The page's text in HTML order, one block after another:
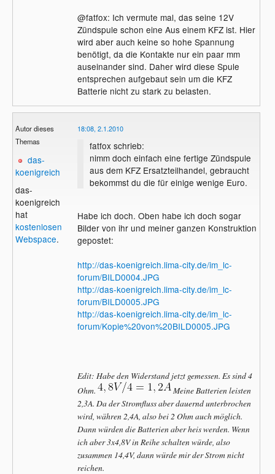
@fatfox: Ich vermute mal, das seine 12V
Zündspule schon eine Aus einem KFZ ist. Hier
wird aber auch keine so hohe Spannung
benötigt, da die Kontakte nur ein paar mm
auseinander sind. Daher wird diese Spule
entsprechen aufgebaut sein um die KFZ
Batterie nicht zu stark zu belasten.
Autor dieses
Themas
das-
koenigreich
das-
koenigreich
hat
kostenlosen
Webspace.
18:08, 2.1.2010
fatfox schrieb:
nimm doch einfach eine fertige Zündspule
aus dem KFZ Ersatzteilhandel, gebraucht
bekommst du die für einige wenige Euro.
Habe ich doch. Oben habe ich doch sogar
Bilder von ihr und meiner ganzen Konstruktion
gepostet:
http://das-koenigreich.lima-city.de/im_lc-
forum/BILD0004.JPG
http://das-koenigreich.lima-city.de/im_lc-
forum/BILD0005.JPG
http://das-koenigreich.lima-city.de/im_lc-
forum/Kopie%20von%20BILD0005.JPG
Edit: Habe den Widerstand jetzt gemessen. Es sind 4
Ohm.
Meine Batterien leisten
2,3A. Da der Stromfluss aber dauernd unterbrochen
wird, währen 2,4A, also bei 2 Ohm auch möglich.
Dann würden die Batterien aber heis werden. Wenn
ich aber 3x4,8V in Reihe schalten würde, also
zusammen 14,4V, dann würde mir der Strom nicht
reichen.